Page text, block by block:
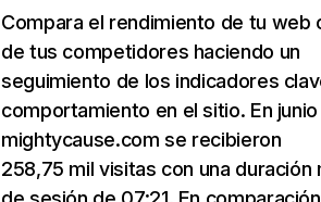
Compara el rendimiento de tu web
de tus competidores haciendo un
seguimiento de los indicadores
comportamiento en el sitio. En junio
mightycause.com se recibieron
258,75 mil visitas con una duración